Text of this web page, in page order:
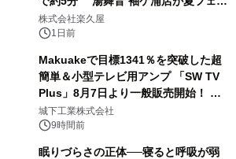
メニューを提供
株式会社楽久屋
1日前
Makuakeで目標1341％を突破した超
簡単＆小型テレビ用アンプ 「SW TV
Plus」8月7日より一般販売開始！ ケ
ーブル1本つなぐだけ、テレビの音が
ぐっと豊かに
城下工業株式会社
9時間前
眠りづらさの正体──寝ると呼吸が弱